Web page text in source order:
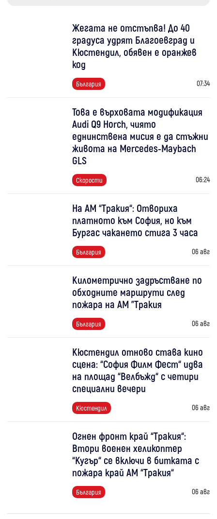
Жегата не отстъпва! До 40
градуса удрят Благоевград и
Кюстендил, обявен е оранжев
код
България 07:34
Това е върховата модификация
Audi Q9 Horch, чиято
еднинствена мисия е да стъжни
живота на Mercedes-Maybach
GLS
Скорости 06:24
На АМ “Тракия“: Отвориха
платното към София, но към
Бургас чакането стига 3 часа
България 06 авг
Километрично задръстване по
обходните маршрути след
пожара на АМ "Тракия
България 06 авг
Кюстендил отново става кино
сцена: “София Филм Фест“ идва
на площад “Велбъжд“ с четири
специални вечери
Кюстендил 06 авг
Огнен фронт край “Тракия“:
Втори военен хеликоптер
“Кугър“ се включи в битката с
пожара край АМ “Тракия“
България 06 авг